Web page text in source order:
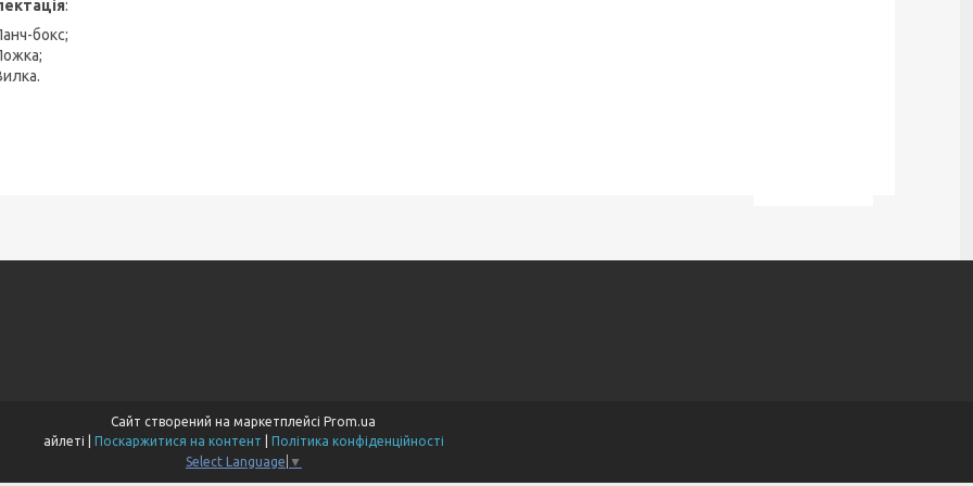
:
бокс;
Сайт створений на маркетплейсі Prom.ua
Поскаржитися на контент
Політика конфіденційності
Select Language ▼